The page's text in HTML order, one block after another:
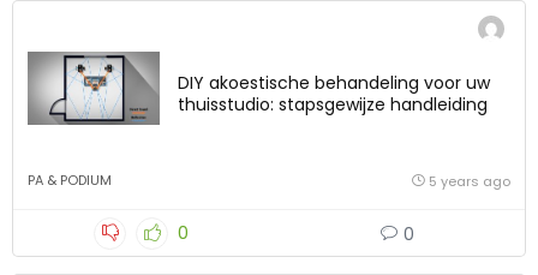
DIY akoestische behandeling voor uw
thuisstudio: stapsgewijze handleiding
PA & PODIUM 5 years ago
0 0